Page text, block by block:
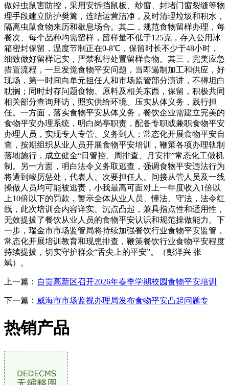
做好虫鼠害防控，采用安拆挡鼠板、纱窗、封堵门窗裂缝等物
理手段建立防护樊篱，连结运营洁净，及时清理垃圾和积水，
隔离虫鼠食物来历和歇息场合。其二，规范食物留样办理，每
餐次、每个品种均需留样，留样量不低于125克，存入公用冰
箱密封保留，温度节制正在0-8℃，保留时长不少于48小时，
细致做好留样记实，严禁私行处置留样食物。其三，完美应急
措置流程，一旦发觉食物平安问题，当即遏制加工和供应，好
现场，第一时间向单元担任人和市场监管部分演讲，不得坦白
耽搁；同时封存问题食物、原料及相关东西，保留，积极共同
相关部分查询拜访，照实供给环境。压实从体义务，践行担
任。一方面，落实食物平安从体义务，餐饮企业需建立完美的
食物平安办理系统，明白岗亭职责，配备专职或兼职食物平安
办理人员，实现专人专管、义务到人；常态化开展食物平安自
查，按期组织从业人员开展食物平安培训，鞭策各项办理轨制
落地施行，成立健全“日管控、周排查、月安排”常态化工做机
制。另一方面，明白法令义务取逃查，强调食物平安违法行为
将遭到峻厉惩处，代表人、次要担任人、间接从管人员及一线
操做人员均可能被逃责，小我最高可面对上一年度收入1倍以
上10倍以下的罚款，警示全体从业人员、懂法、守法，法令红
线，此次培训会内容详实、沉点凸起，兼具指点性和适用性，
无效提拔了餐饮从业人员的食物平安认识和规范操做能力。下
一步，瑞金市市场监管局将持续加强餐饮行业食物平安监管，
常态化开展培训教育和现患排查，鞭策餐饮行业食物平安程度
持续提拔，切实守护群众“舌尖上的平安”。（彭洋兴 张
斌）。
上一篇： 自贡高新区召开2026年春季学期校园食物平安培训
下一篇： 威海市市场监视办理局发布食物平安凸起问题专
热销产品